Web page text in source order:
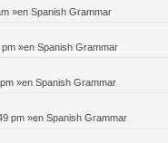
»en Spanish Grammar
»en Spanish Grammar
»en Spanish Grammar
pm »en Spanish Grammar